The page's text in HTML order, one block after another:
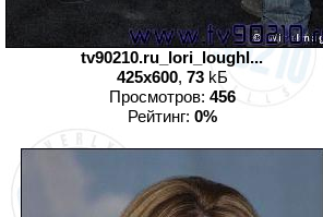
tv90210.ru_lori_loughl...
425x600, 73kБ
Просмотров: 456
Рейтинг: 0%